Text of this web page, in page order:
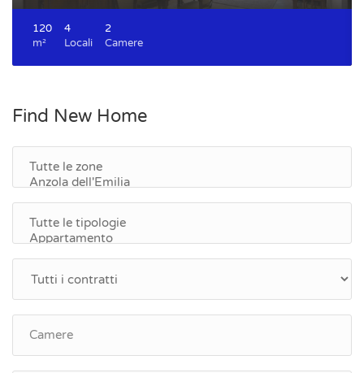
120
m²
4
Locali
2
Camere
Find New Home